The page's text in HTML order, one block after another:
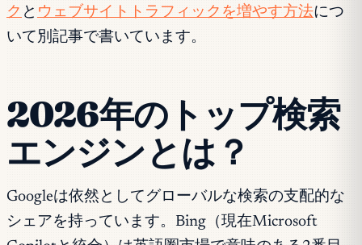
ク と ウェブサイトトラフィックを増やす方法につ
いて別記事で書いています。
2026年のトップ検索
エンジンとは？
Googleは依然としてグローバルな検索の支配的な
シェアを持っています。Bing（現在Microsoft